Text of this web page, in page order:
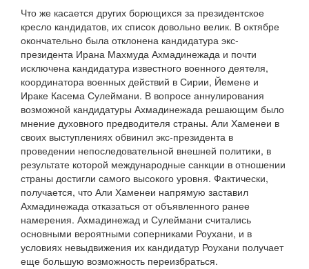
Что же касается других борющихся за президентское
кресло кандидатов, их список довольно велик. В октябре
окончательно была отклонена кандидатура экс-
президента Ирана Махмуда Ахмадинежада и почти
исключена кандидатура известного военного деятеля,
координатора военных действий в Сирии, Йемене и
Ираке Касема Сулеймани. В вопросе аннулирования
возможной кандидатуры Ахмадинежада решающим было
мнение духовного предводителя страны. Али Хаменеи в
своих выступлениях обвинил экс-президента в
проведении непоследовательной внешней политики, в
результате которой международные санкции в отношении
страны достигли самого высокого уровня. Фактически,
получается, что Али Хаменеи напрямую заставил
Ахмадинежада отказаться от объявленного ранее
намерения. Ахмадинежад и Сулеймани считались
основными вероятными соперниками Роухани, и в
условиях невыдвижения их кандидатур Роухани получает
еще большую возможность переизбраться.